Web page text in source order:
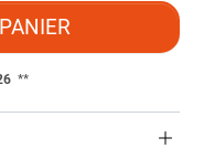
PANIER
**